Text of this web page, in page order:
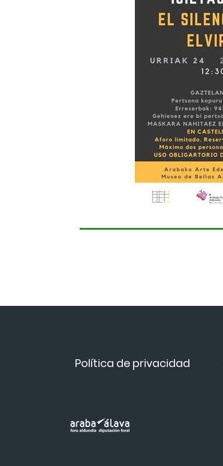
Política de privacidad